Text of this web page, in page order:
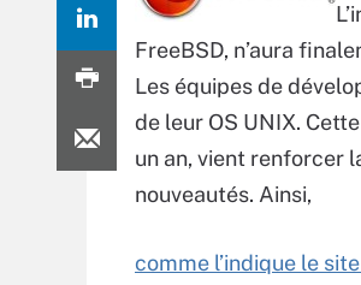
FreeBSD, n’aura
Les équipes de
de leur OS UNIX.
un an, vient renforcer
nouveautés. Ainsi,
comme l’indique le